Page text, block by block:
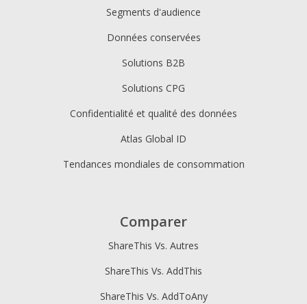
Segments d'audience
Données conservées
Solutions B2B
Solutions CPG
Confidentialité et qualité des données
Atlas Global ID
Tendances mondiales de consommation
Comparer
ShareThis Vs. Autres
ShareThis Vs. AddThis
ShareThis Vs. AddToAny